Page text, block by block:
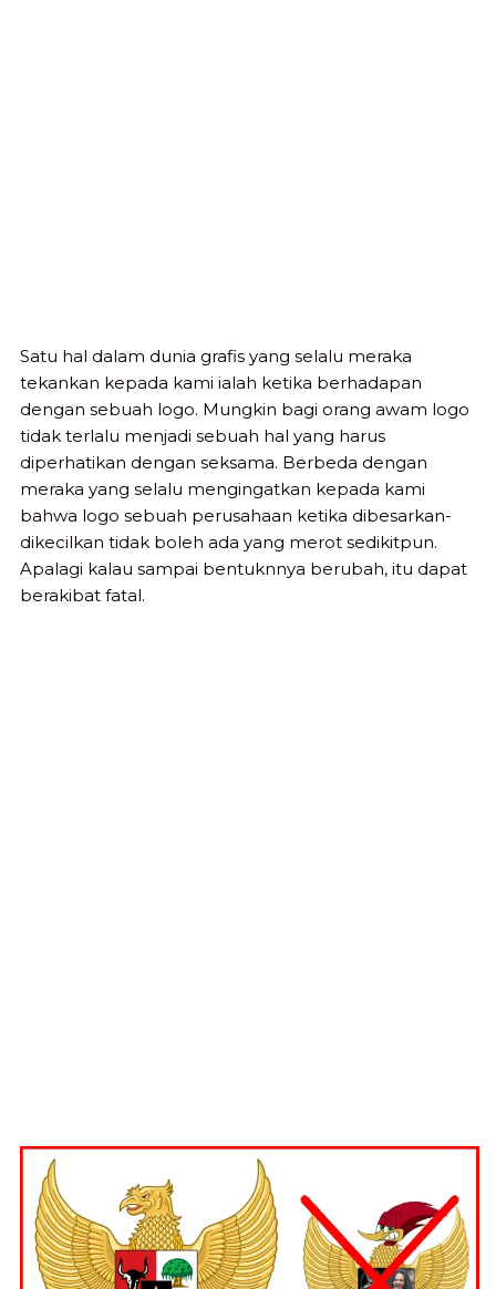
Satu hal dalam dunia grafis yang selalu meraka
tekankan kepada kami ialah ketika berhadapan
dengan sebuah logo. Mungkin bagi orang awam logo
tidak terlalu menjadi sebuah hal yang harus
diperhatikan dengan seksama. Berbeda dengan
meraka yang selalu mengingatkan kepada kami
bahwa logo sebuah perusahaan ketika dibesarkan-
dikecilkan tidak boleh ada yang merot sedikitpun.
Apalagi kalau sampai bentuknnya berubah, itu dapat
berakibat fatal.